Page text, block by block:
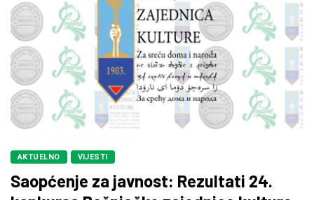
AKTUELNO VIJESTI
Saopćenje za javnost: Rezultati 24.